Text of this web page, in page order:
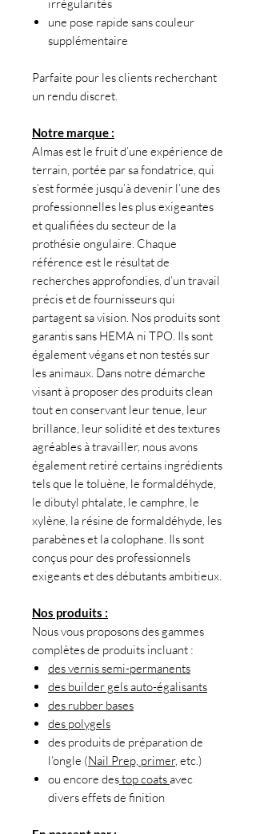
irrégularités
une pose rapide sans couleur
supplémentaire
Parfaite pour les clients recherchant
un rendu discret.
Notre marque :
Almas est le fruit d’une expérience de
terrain, portée par sa fondatrice, qui
s’est formée jusqu’à devenir l’une des
professionnelles les plus exigeantes
et qualifiées du secteur de la
prothésie ongulaire. Chaque
référence est le résultat de
recherches approfondies, d’un travail
précis et de fournisseurs qui
partagent sa vision. Nos produits sont
garantis sans HEMA ni TPO. Ils sont
également végans et non testés sur
les animaux. Dans notre démarche
visant à proposer des produits clean
tout en conservant leur tenue, leur
brillance, leur solidité et des textures
agréables à travailler, nous avons
également retiré certains ingrédients
tels que le toluène, le formaldéhyde,
le dibutyl phtalate, le camphre, le
xylène, la résine de formaldéhyde, les
parabènes et la colophane. Ils sont
conçus pour des professionnels
exigeants et des débutants ambitieux.
Nos produits :
Nous vous proposons des gammes
complètes de produits incluant :
des vernis semi-permanents
des builder gels auto-égalisants
des rubber bases
des polygels
des produits de préparation de
l’ongle (Nail Prep, primer, etc.)
ou encore destop coatsavec
divers effets de finition